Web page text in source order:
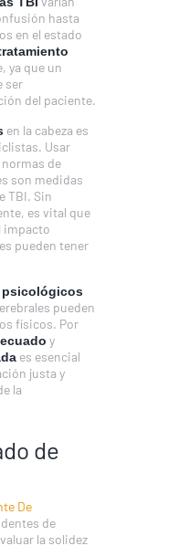
hasta
en el estado
ya que un
ser
del paciente.
en la cabeza es
Usar
de
son medidas
TBI. Sin
es vital que
impacto
pueden tener
psicológicos
pueden
físicos. Por
y
es esencial
justa y
la
de
De
de
la solidez